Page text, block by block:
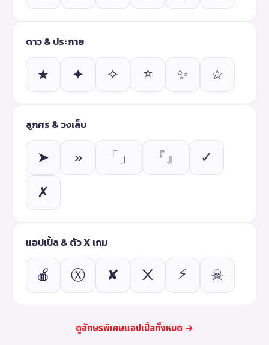
ดาว & ประกาย
★ ✦ ✧ ⭐ ✨ ☆
ลูกศร & วงเล็บ
➤ » 「」 『』 ✓
✗
แอปเปิ้ล & ตัว X เกม
🍎 Ⓧ ✘ ᙭ ⚡ ☠
ดูอักษรพิเศษแอปเปิ้ลทั้งหมด →